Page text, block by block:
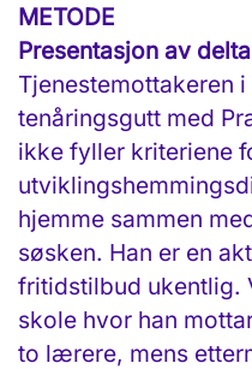
METODE
Presentasjon av
Tjenestemottakeren
tenåringsgutt med
ikke fyller kriteriene
hjemme sammen
søsken. Han er en
fritidstilbud ukentlig.
skole hvor han
to lærere, mens